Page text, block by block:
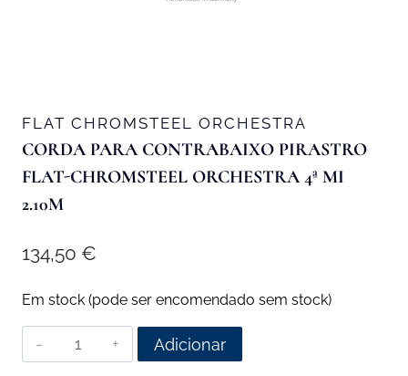
FLAT CHROMSTEEL ORCHESTRA
CORDA PARA CONTRABAIXO PIRASTRO
FLAT-CHROMSTEEL ORCHESTRA 4ª MI
2.10M
134,50 €
Em stock (pode ser encomendado sem stock)
Quantidade
de
Adicionar